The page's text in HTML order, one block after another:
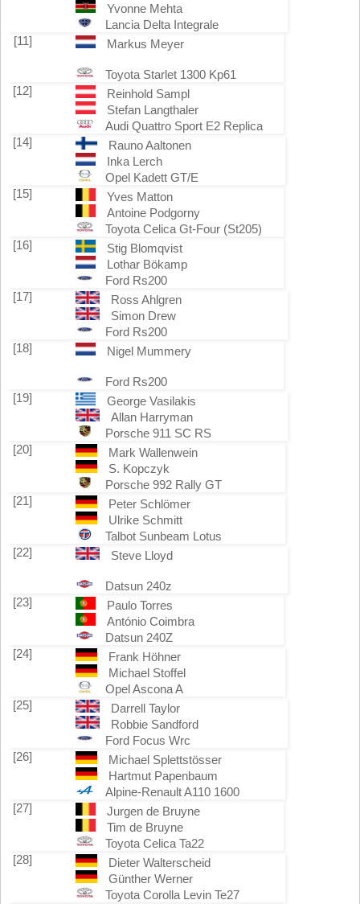
Yvonne Mehta
Lancia Delta Integrale
[11]
Markus Meyer
Toyota Starlet 1300 Kp61
[12]
Reinhold Sampl
Stefan Langthaler
Audi Quattro Sport E2 Replica
[14]
Rauno Aaltonen
Inka Lerch
Opel Kadett GT/E
[15]
Yves Matton
Antoine Podgorny
Toyota Celica Gt-Four (St205)
[16]
Stig Blomqvist
Lothar Bökamp
Ford Rs200
[17]
Ross Ahlgren
Simon Drew
Ford Rs200
[18]
Nigel Mummery
Ford Rs200
[19]
George Vasilakis
Allan Harryman
Porsche 911 SC RS
[20]
Mark Wallenwein
S. Kopczyk
Porsche 992 Rally GT
[21]
Peter Schlömer
Ulrike Schmitt
Talbot Sunbeam Lotus
[22]
Steve Lloyd
Datsun 240z
[23]
Paulo Torres
António Coimbra
Datsun 240Z
[24]
Frank Höhner
Michael Stoffel
Opel Ascona A
[25]
Darrell Taylor
Robbie Sandford
Ford Focus Wrc
[26]
Michael Splettstösser
Hartmut Papenbaum
Alpine-Renault A110 1600
[27]
Jurgen de Bruyne
Tim de Bruyne
Toyota Celica Ta22
[28]
Dieter Walterscheid
Günther Werner
Toyota Corolla Levin Te27